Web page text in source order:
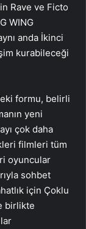
Rave ve Ficto
WING
anda İkinci
kurabileceği
formu, belirli
yeni
çok daha
filmleri tüm
oyuncular
sohbet
için Çoklu
birlikte